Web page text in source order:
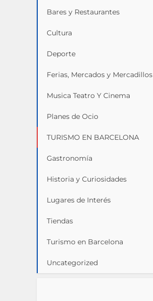
Bares y Restaurantes
Cultura
Deporte
Ferias, Mercados y Mercadillos
Musica Teatro Y Cinema
Planes de Ocio
TURISMO EN BARCELONA
Gastronomía
Historia y Curiosidades
Lugares de Interés
Tiendas
Turismo en Barcelona
Uncategorized